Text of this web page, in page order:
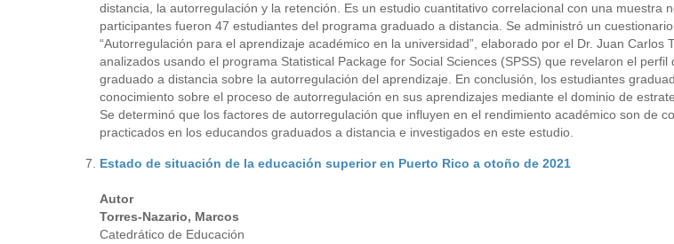
distancia, la autorregulación y la retención. Es un estudio cuantitativo correlacional con una muestra
participantes fueron 47 estudiantes del programa graduado a distancia. Se administró un
“Autorregulación para el aprendizaje académico en la universidad”, elaborado por el Dr. Juan Carlos
analizados usando el programa Statistical Package for Social Sciences (SPSS) que revelaron el
graduado a distancia sobre la autorregulación del aprendizaje. En conclusión, los estudiantes
conocimiento sobre el proceso de autorregulación en sus aprendizajes mediante el dominio de
Se determinó que los factores de autorregulación que influyen en el rendimiento académico son de
practicados en los educandos graduados a distancia e investigados en este estudio.
Estado de situación de la educación superior en Puerto Rico a otoño de 2021
Autor
Torres-Nazario, Marcos
Catedrático de Educación